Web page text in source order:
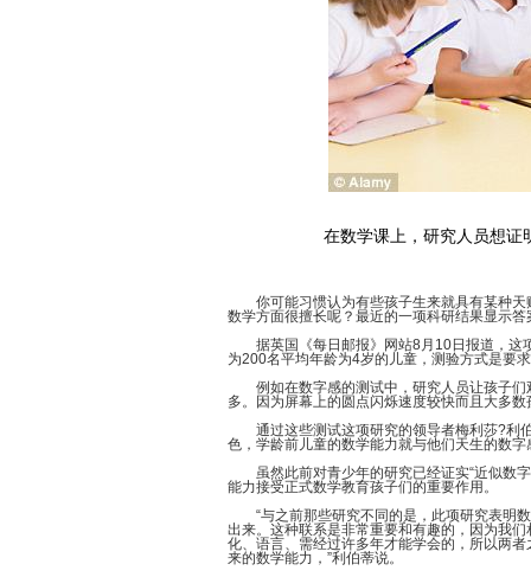
在数学课上，研究人员想证
你可能习惯认为有些孩子生来就具有某种天
数学方面很擅长呢？最近的一项科研结果显示答
据英国《每日邮报》网站8月10日报道，这
为200名平均年龄为4岁的儿童，测验方式是要
例如在数字感的测试中，研究人员让孩子们
多。因为屏幕上的圆点闪烁速度较快而且大多
通过这些测试这项研究的领导者梅利莎?利
色，学龄前儿童的数学能力就与他们天生的数
虽然此前对青少年的研究已经证实“近似数字
能力接受正式数学教育孩子们的重要作用。
“与之前那些研究不同的是，此项研究表明数
出来。这种联系是非常重要和有趣的，因为我
化、语言、需经过许多年才能学会的，所以两
来的数学能力，”利伯蒂说。